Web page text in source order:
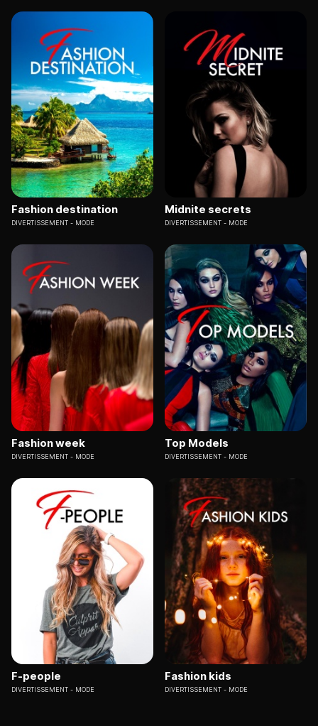
Fashion destination
DIVERTISSEMENT MODE
Midnite secrets
DIVERTISSEMENT MODE
Fashion week
DIVERTISSEMENT MODE
Top Models
DIVERTISSEMENT MODE
F-people
DIVERTISSEMENT MODE
Fashion kids
DIVERTISSEMENT MODE